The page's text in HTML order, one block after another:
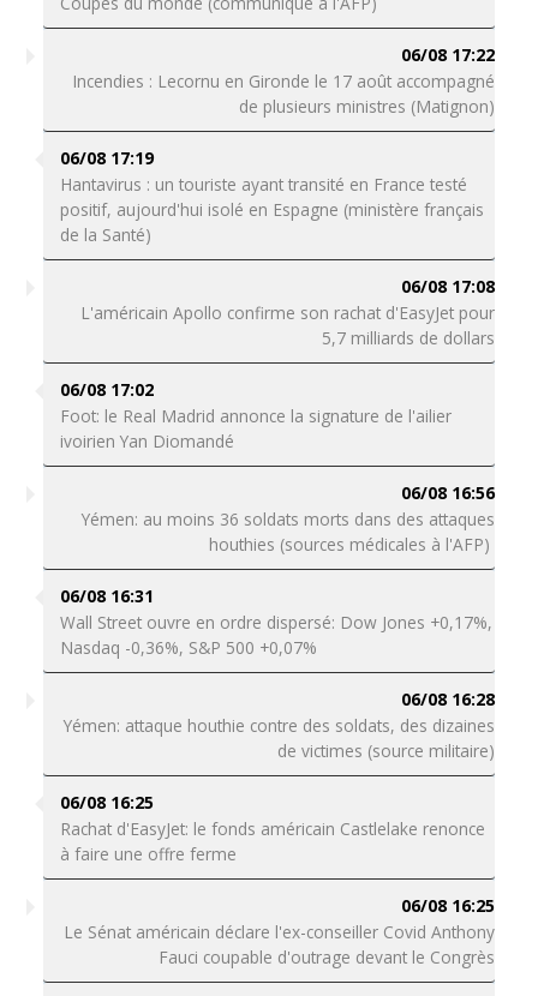
06/08 17:22
Incendies : Lecornu en Gironde le 17 août accompagné
de plusieurs ministres (Matignon)
06/08 17:19
Hantavirus : un touriste ayant transité en France testé
positif, aujourd'hui isolé en Espagne (ministère français
de la Santé)
06/08 17:08
L'américain Apollo confirme son rachat d'EasyJet pour
5,7 milliards de dollars
06/08 17:02
Foot: le Real Madrid annonce la signature de l'ailier
ivoirien Yan Diomandé
06/08 16:56
Yémen: au moins 36 soldats morts dans des attaques
houthies (sources médicales à l'AFP)
06/08 16:31
Wall Street ouvre en ordre dispersé: Dow Jones +0,17%,
Nasdaq -0,36%, S&P 500 +0,07%
06/08 16:28
Yémen: attaque houthie contre des soldats, des dizaines
de victimes (source militaire)
06/08 16:25
Rachat d'EasyJet: le fonds américain Castlelake renonce
à faire une offre ferme
06/08 16:25
Le Sénat américain déclare l'ex-conseiller Covid Anthony
Fauci coupable d'outrage devant le Congrès